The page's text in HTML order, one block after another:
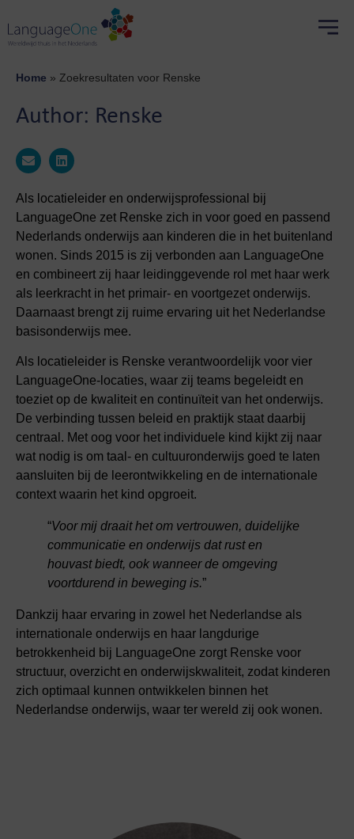
Home » Zoekresultaten voor Renske
Author: Renske
Als locatieleider en onderwijsprofessional bij
LanguageOne zet Renske zich in voor goed en passend
Nederlands onderwijs aan kinderen die in het buitenland
wonen. Sinds 2015 is zij verbonden aan LanguageOne
en combineert zij haar leidinggevende rol met haar werk
als leerkracht in het primair- en voortgezet onderwijs.
Daarnaast brengt zij ruime ervaring uit het Nederlandse
basisonderwijs mee.
Als locatieleider is Renske verantwoordelijk voor vier
LanguageOne-locaties, waar zij teams begeleidt en
toeziet op de kwaliteit en continuïteit van het onderwijs.
De verbinding tussen beleid en praktijk staat daarbij
centraal. Met oog voor het individuele kind kijkt zij naar
wat nodig is om taal- en cultuuronderwijs goed te laten
aansluiten bij de leerontwikkeling en de internationale
context waarin het kind opgroeit.
“Voor mij draait het om vertrouwen, duidelijke
communicatie en onderwijs dat rust en
houvast biedt, ook wanneer de omgeving
voortdurend in beweging is.”
Dankzij haar ervaring in zowel het Nederlandse als
internationale onderwijs en haar langdurige
betrokkenheid bij LanguageOne zorgt Renske voor
structuur, overzicht en onderwijskwaliteit, zodat kinderen
zich optimaal kunnen ontwikkelen binnen het
Nederlandse onderwijs, waar ter wereld zij ook wonen.